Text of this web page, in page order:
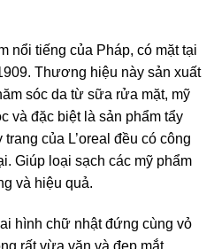
nổi tiếng của Pháp, có mặt tại
Thương hiệu này sản xuất
sóc da từ sữa rửa mặt, mỹ
và đặc biệt là sản phẩm tẩy
của L’oreal đều có công
Giúp loại sạch các mỹ phẩm
và hiệu quả.
hình chữ nhật đứng cùng vỏ
rất vừa vặn và đẹp mắt.